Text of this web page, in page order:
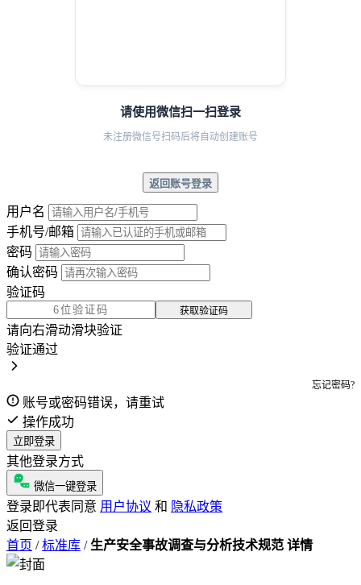
请使用微信扫一扫登录
未注册微信号扫码后将自动创建账号
返回账号登录
用户名
手机号/邮箱
密码
确认密码
验证码
获取验证码
请向右滑动滑块验证
验证通过
忘记密码?
账号或密码错误，请重试
操作成功
立即登录
其他登录方式
微信一键登录
登录即代表同意 用户协议 和 隐私政策
返回登录
首页 / 标准库 / 生产安全事故调查与分析技术规范 详情